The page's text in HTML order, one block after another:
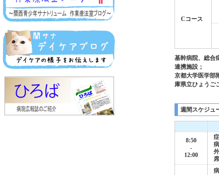
Cコース
基幹病院、総合
連携施設；
京都大学医学部
庫県立ひょうご
週間スケジュ
8:50
-
12:00
席